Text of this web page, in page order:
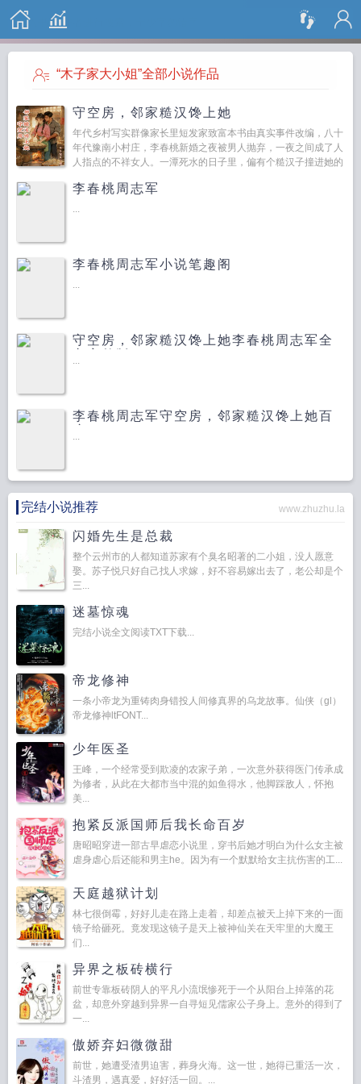
搜 索
“木子家大小姐”全部小说作品
守空房，邻家糙汉馋上她
年代乡村写实群像家长里短发家致富本书由真实事件改编，八十
年代豫南小村庄，李春桃新婚之夜被男人抛弃，一夜之间成了人
人指点的不祥女人。一潭死水的日子里，偏有个糙汉子撞进她的
李春桃周志军
...
李春桃周志军小说笔趣阁
...
守空房，邻家糙汉馋上她李春桃周志军全
...
李春桃周志军守空房，邻家糙汉馋上她百
...
完结小说推荐 www.zhuzhu.la
闪婚先生是总裁
整个云州市的人都知道苏家有个臭名昭著的二小姐，没人愿意
娶。苏子悦只好自己找人求嫁，好不容易嫁出去了，老公却是个
三...
迷墓惊魂
完结小说全文阅读TXT下载...
帝龙修神
一条小帝龙为重铸肉身错投人间修真界的乌龙故事。仙侠（gl）
帝龙修神ltFONT...
少年医圣
王峰，一个经常受到欺凌的农家子弟，一次意外获得医门传承成
为修者，从此在大都市当中混的如鱼得水，他脚踩敌人，怀抱
美...
抱紧反派国师后我长命百岁
唐昭昭穿进一部古早虐恋小说里，穿书后她才明白为什么女主被
虐身虐心后还能和男主he。因为有一个默默给女主抗伤害的工...
天庭越狱计划
林七很倒霉，好好儿走在路上走着，却差点被天上掉下来的一面
镜子给砸死。竟发现这镜子是天上被神仙关在天牢里的大魔王
们...
异界之板砖横行
前世专靠板砖阴人的平凡小流氓惨死于一个从阳台上掉落的花
盆，却意外穿越到异界一自寻短见儒家公子身上。意外的得到了
一...
傲娇弃妇微微甜
前世，她遭受渣男迫害，葬身火海。这一世，她得已重活一次，
斗渣男，遇真爱，好好活一回。...